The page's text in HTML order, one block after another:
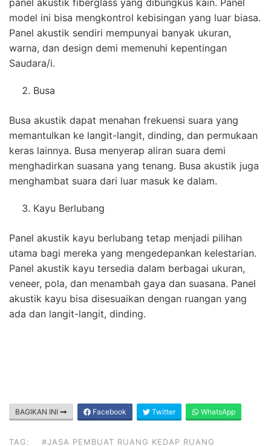
panel akustik fiberglass yang dibungkus kain. Panel
model ini bisa mengkontrol kebisingan yang luar biasa.
Panel akustik sendiri mempunyai banyak ukuran,
warna, dan design demi memenuhi kepentingan
Saudara/i.
Busa
Busa akustik dapat menahan frekuensi suara yang
memantulkan ke langit-langit, dinding, dan permukaan
keras lainnya. Busa menyerap aliran suara demi
menghadirkan suasana yang tenang. Busa akustik juga
menghambat suara dari luar masuk ke dalam.
Kayu Berlubang
Panel akustik kayu berlubang tetap menjadi pilihan
utama bagi mereka yang mengedepankan kelestarian.
Panel akustik kayu tersedia dalam berbagai ukuran,
veneer, pola, dan menambah gaya dan suasana. Panel
akustik kayu bisa disesuaikan dengan ruangan yang
ada dan langit-langit, dinding.
BAGIKAN INI Facebook Twitter WhatsApp
TAG:
#JASA PEMBUAT RUANG KEDAP RUANG